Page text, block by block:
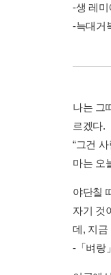
-생 레
-늑대거
나는 그
르겠다.
“그건
마는 오
야단칠
자기 것
데, 지금
-「벼랑